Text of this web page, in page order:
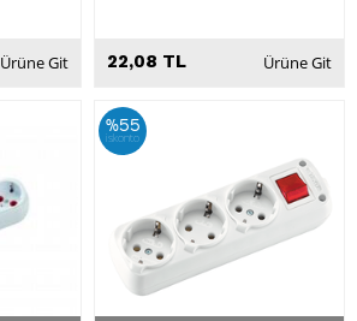
Ürüne Git 22,08 TL Ürüne Git
%55
iskonto